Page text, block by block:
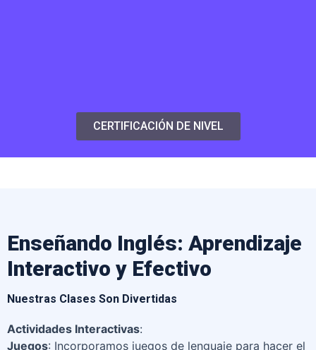
CERTIFICACIÓN DE NIVEL
Enseñando Inglés: Aprendizaje
Interactivo y Efectivo
Nuestras Clases Son Divertidas
Actividades Interactivas:
Juegos: Incorporamos juegos de lenguaje para hacer el